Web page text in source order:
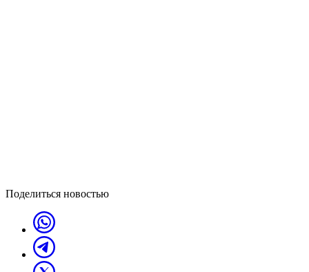
Поделиться новостью